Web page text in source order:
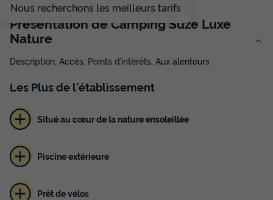
CHALET 2 personnes - Cabane Etoilée - avec WC et lave-
du18/09/2026au25/09/2026
Meilleur prix pour 7 nuits
Modifier les dates
Nous recherchons les meilleurs tarifs
Présentation de Camping Suze Luxe
Nature
Description, Accès, Points d’intérêts, Aux alentours
Les Plusde l'établissement
Situé au cœur de la nature ensoleillée
Piscine extérieure
Prêt de vélos